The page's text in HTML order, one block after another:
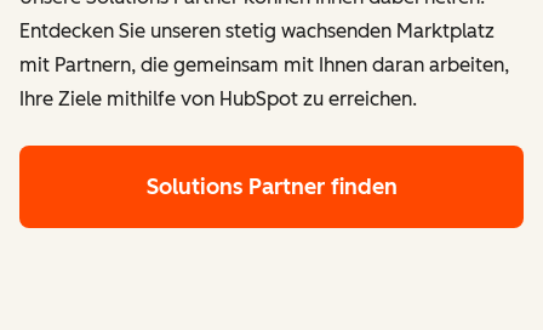
Entdecken Sie unseren stetig wachsenden Marktplatz
mit Partnern, die gemeinsam mit Ihnen daran arbeiten,
Ihre Ziele mithilfe von HubSpot zu erreichen.
Solutions Partner finden